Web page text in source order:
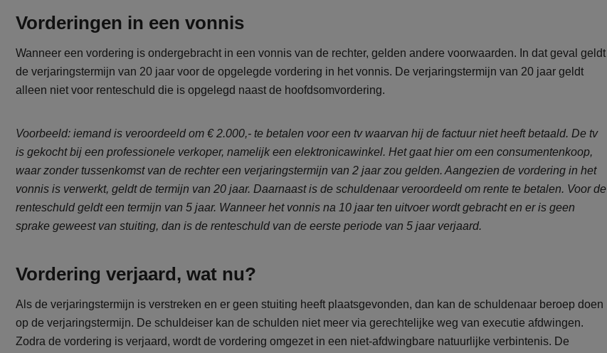
Vorderingen in een vonnis
Wanneer een vordering is ondergebracht in een vonnis van de rechter, gelden andere voorwaarden. In dat geval geldt
de verjaringstermijn van 20 jaar voor de opgelegde vordering in het vonnis. De verjaringstermijn van 20 jaar geldt
alleen niet voor renteschuld die is opgelegd naast de hoofdsomvordering.
Voorbeeld: iemand is veroordeeld om € 2.000,- te betalen voor een tv waarvan hij de factuur niet heeft betaald. De tv
is gekocht bij een professionele verkoper, namelijk een elektronicawinkel. Het gaat hier om een consumentenkoop,
waar zonder tussenkomst van de rechter een verjaringstermijn van 2 jaar zou gelden. Aangezien de vordering in het
vonnis is verwerkt, geldt de termijn van 20 jaar. Daarnaast is de schuldenaar veroordeeld om rente te betalen. Voor de
renteschuld geldt een termijn van 5 jaar. Wanneer het vonnis na 10 jaar ten uitvoer wordt gebracht en er is geen
sprake geweest van stuiting, dan is de renteschuld van de eerste periode van 5 jaar verjaard.
Vordering verjaard, wat nu?
Als de verjaringstermijn is verstreken en er geen stuiting heeft plaatsgevonden, dan kan de schuldenaar beroep doen
op de verjaringstermijn. De schuldeiser kan de schulden niet meer via gerechtelijke weg van executie afdwingen.
Zodra de vordering is verjaard, wordt de vordering omgezet in een niet-afdwingbare natuurlijke verbintenis. De